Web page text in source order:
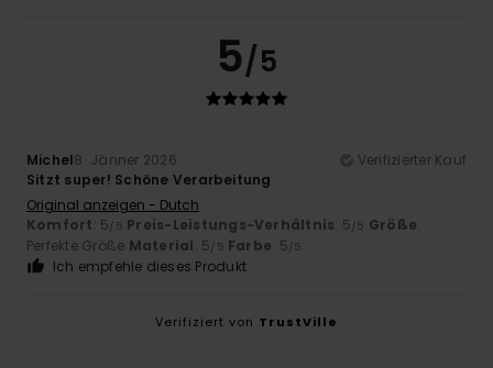
5/5
Michel8. Jänner 2026
Verifizierter Kauf
Sitzt super! Schöne Verarbeitung
Original anzeigen - Dutch
Komfort: 5/5 Preis-Leistungs-Verhältnis: 5/5 Größe:
Perfekte Größe Material: 5/5 Farbe: 5/5
Ich empfehle dieses Produkt
Verifiziert von TrustVille